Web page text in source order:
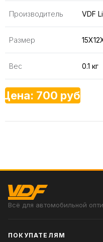
Производитель VDF
Размер
Вес 0.1 кг
Цена: 700 руб.
Всё для автомобильной
ПОКУПАТЕЛЯМ